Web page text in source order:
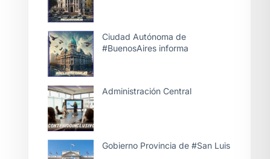
Ciudad Autónoma de
#BuenosAires informa
Administración Central
Gobierno Provincia de #San Luis